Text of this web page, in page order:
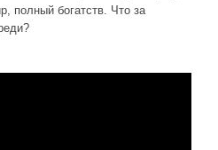
полный богатств. Что за